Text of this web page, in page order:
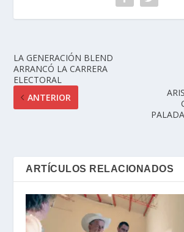
LA GENERACIÓN BLEND
ARRANCÓ LA CARRERA
ELECTORAL
ANTERIOR
ARTÍCULOS RELACIONADOS